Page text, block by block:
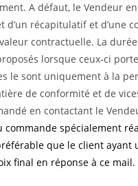
A défaut, le Vendeur
d’un récapitulatif et
contractuelle. La
lorsque ceux-ci
le sont uniquement à la
de conformité et de
en contactant le
spécialement
que le client
final en réponse à ce mail.